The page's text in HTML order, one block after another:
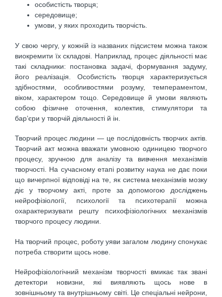
особистість творця;
середовище;
умови, у яких проходить творчість.
У свою чергу, у кожній із названих підсистем можна також
виокремити їх складові. Наприклад, процес діяльності має
такі складники: постановка задачі, формування задуму,
його реалізація. Особистість творця характеризується
здібностями, особливостями розуму, темпераментом,
віком, характером тощо. Середовище й умови являють
собою фізичне оточення, колектив, стимулятори та
бар’єри у творчій діяльності й ін.
Творчий процес людини — це послідовність творчих актів.
Творчий акт можна вважати умовною одиницею творчого
процесу, зручною для аналізу та вивчення механізмів
творчості. На сучасному етапі розвитку наука не дає поки
що вичерпної відповіді на те, як система механізмів мозку
діє у творчому акті, проте за допомогою досліджень
нейрофізіології, психології та психотерапії можна
охарактеризувати решту психофізіологічних механізмів
творчого процесу людини.
На творчий процес, роботу уяви загалом людину спонукає
потреба створити щось нове.
Нейрофізіологічний механізм творчості вмикає так звані
детектори новизни, які виявляють щось нове в
зовнішньому та внутрішньому світі. Це спеціальні нейрони,